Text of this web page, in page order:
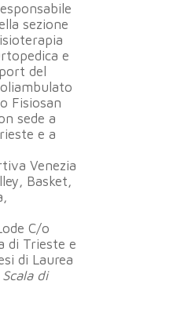
sezione
e
del
Fisiosan
sede a
e a
Venezia
Basket,
C/o
di Trieste e
di Laurea
di